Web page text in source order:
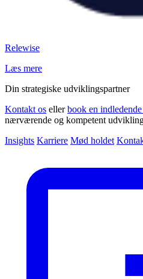
Relewise
Læs mere
Din strategiske udviklingspartner
Kontakt os ellerbook en
nærværende og kompetent
Insights Karriere Mød holdet